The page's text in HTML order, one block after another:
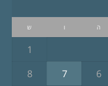
ה ו ש
1
6
7
8